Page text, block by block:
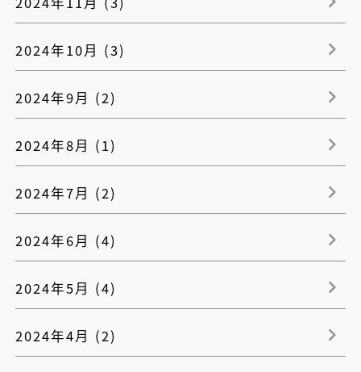
2024年10月 (3)
2024年9月 (2)
2024年8月 (1)
2024年7月 (2)
2024年6月 (4)
2024年5月 (4)
2024年4月 (2)